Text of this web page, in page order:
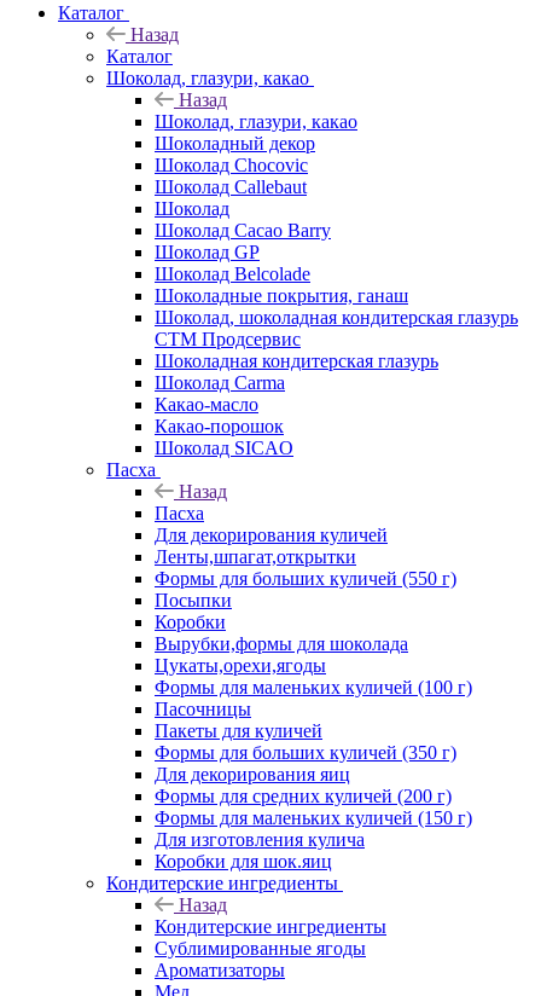
Каталог
Назад
Каталог
Шоколад, глазури, какао
Назад
Шоколад, глазури, какао
Шоколадный декор
Шоколад Chocovic
Шоколад Callebaut
Шоколад
Шоколад Cacao Barry
Шоколад GP
Шоколад Belcolade
Шоколадные покрытия, ганаш
Шоколад, шоколадная кондитерская глазурь
СТМ Продсервис
Шоколадная кондитерская глазурь
Шоколад Carma
Какао-масло
Какао-порошок
Шоколад SICAO
Пасха
Назад
Пасха
Для декорирования куличей
Ленты,шпагат,открытки
Формы для больших куличей (550 г)
Посыпки
Коробки
Вырубки,формы для шоколада
Цукаты,орехи,ягоды
Формы для маленьких куличей (100 г)
Пасочницы
Пакеты для куличей
Формы для больших куличей (350 г)
Для декорирования яиц
Формы для средних куличей (200 г)
Формы для маленьких куличей (150 г)
Для изготовления кулича
Коробки для шок.яиц
Кондитерские ингредиенты
Назад
Кондитерские ингредиенты
Сублимированные ягоды
Ароматизаторы
Мед